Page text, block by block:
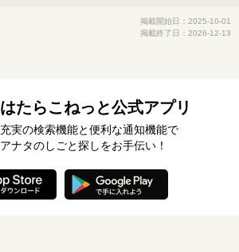
掲載開始日：2025-10-01
掲載終了日：2026-12-13
はたらこねっと公式アプリ
充実の検索機能と便利な通知機能で
アナタのしごと探しをお手伝い！